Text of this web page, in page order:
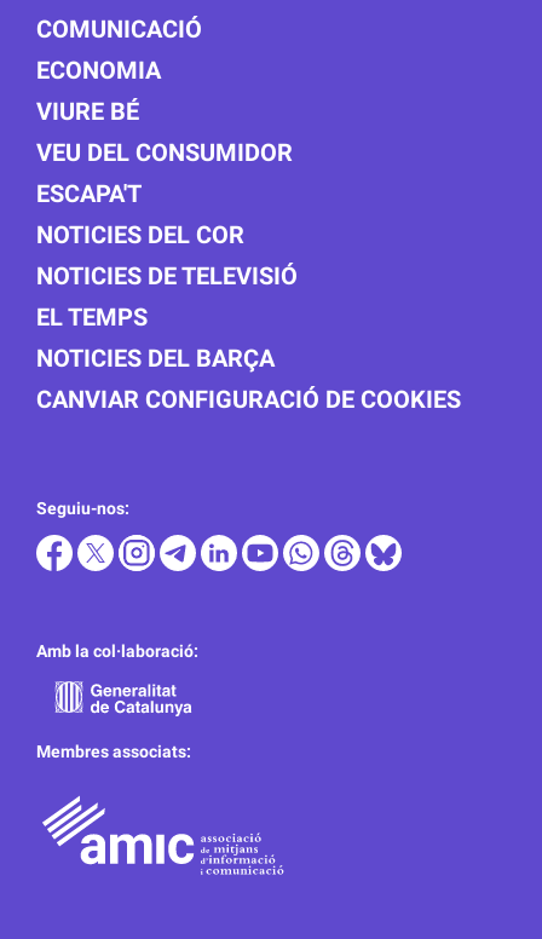
COMUNICACIÓ
ECONOMIA
VIURE BÉ
VEU DEL CONSUMIDOR
ESCAPA'T
NOTICIES DEL COR
NOTICIES DE TELEVISIÓ
EL TEMPS
NOTICIES DEL BARÇA
CANVIAR CONFIGURACIÓ DE COOKIES
Seguiu-nos:
Amb la col·laboració:
Membres associats: